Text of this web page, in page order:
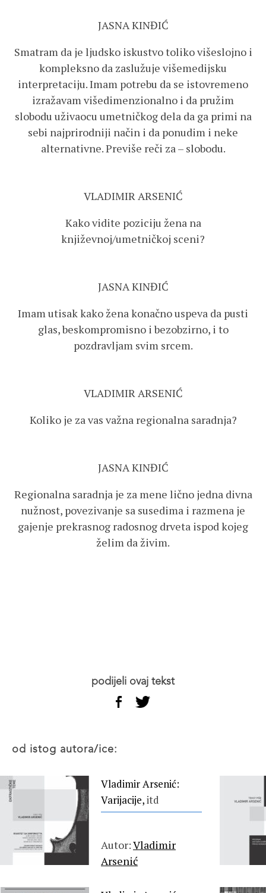
JASNA KINĐIĆ
Smatram da je ljudsko iskustvo toliko višeslojno i
kompleksno da zaslužuje višemedijsku
interpretaciju. Imam potrebu da se istovremeno
izražavam višedimenzionalno i da pružim
slobodu uživaocu umetničkog dela da ga primi na
sebi najprirodniji način i da ponudim i neke
alternativne. Previše reči za – slobodu.
VLADIMIR ARSENIĆ
Kako vidite poziciju žena na
književnoj/umetničkoj sceni?
JASNA KINĐIĆ
Imam utisak kako žena konačno uspeva da pusti
glas, beskompromisno i bezobzirno, i to
pozdravljam svim srcem.
VLADIMIR ARSENIĆ
Koliko je za vas važna regionalna saradnja?
JASNA KINĐIĆ
Regionalna saradnja je za mene lično jedna divna
nužnost, povezivanje sa susedima i razmena je
gajenje prekrasnog radosnog drveta ispod kojeg
želim da živim.
podijeli ovaj tekst
od istog autora/ice:
Vladimir Arsenić:
Varijacije,itd
Autor:Vladimir
Arsenić